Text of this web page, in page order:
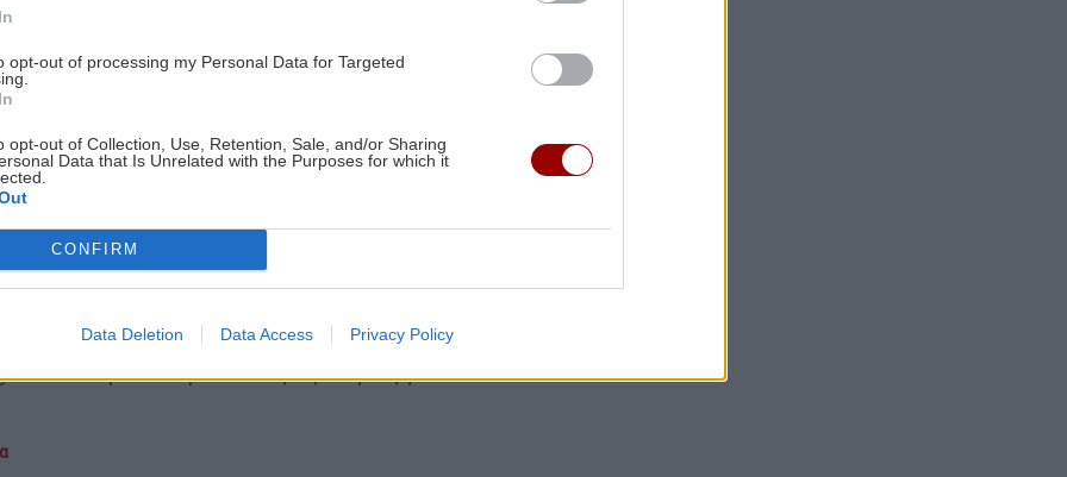
opt-out of processing my Personal Data for Targeted
opt-out of Collection, Use, Retention, Sale, and/or Sharing
Data that Is Unrelated with the Purposes for which it
CONFIRM
Data Deletion Data Access Privacy Policy
σόδα σε μια κατσαρόλα.
σου σαν να ήταν βαφή από τη ρίζα μέχρι τις
λούσου κανονικά.
κάθε φορά
Newsκαι μάθετε πρώτοι όλες τις ειδήσεις για